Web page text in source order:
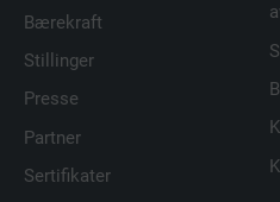
Bærekraft
Stillinger
Presse
Partner
Sertifikater
FORMÅL
Brukes for å
attributet er